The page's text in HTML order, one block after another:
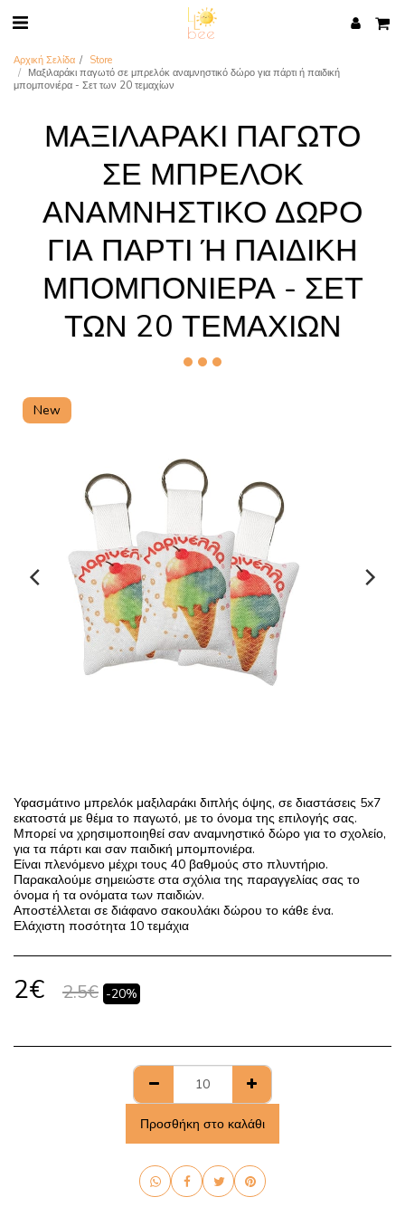
Αρχική Σελίδα
Store
Μαξιλαράκι παγωτό σε μπρελόκ αναμνηστικό δώρο για πάρτι ή παιδική
μπομπονιέρα - Σετ των 20 τεμαχίων
ΜΑΞΙΛΑΡΆΚΙ ΠΑΓΩΤΌ
ΣΕ ΜΠΡΕΛΌΚ
ΑΝΑΜΝΗΣΤΙΚΌ ΔΏΡΟ
ΓΙΑ ΠΆΡΤΙ Ή ΠΑΙΔΙΚΉ Μ
ΠΟΜΠΟΝΙΈΡΑ - ΣΕΤ Τ
ΩΝ 20 ΤΕΜΑΧΊΩΝ
New
Υφασμάτινο μπρελόκ μαξιλαράκι διπλής όψης, σε διαστάσεις 5x7
εκατοστά με θέμα το παγωτό, με το όνομα της επιλογής σας.
Μπορεί να χρησιμοποιηθεί σαν αναμνηστικό δώρο για το σχολείο,
για τα πάρτι και σαν παιδική μπομπονιέρα.
Είναι πλενόμενο μέχρι τους 40 βαθμούς στο πλυντήριο.
Παρακαλούμε σημειώστε στα σχόλια της παραγγελίας σας το
όνομα ή τα ονόματα των παιδιών.
Αποστέλλεται σε διάφανο σακουλάκι δώρου το κάθε ένα.
Ελάχιστη ποσότητα 10 τεμάχια
2€ 2.5€ -20%
Προσθήκη στο καλάθι